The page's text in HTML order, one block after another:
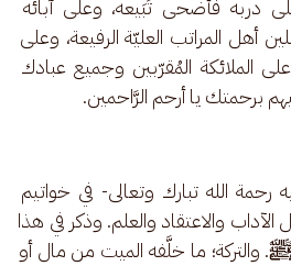
دربه فأضحى تَبَيعه، وعلى آبائه
أهل المراتب العليّة الرفيعة، وعلى
الملائكة المُقرّبين وجميع عبادك
برحمتك يا أرحم الرَّاحمين.
رحمة الله تبارك وتعالى- في خواتيم
الآداب والاعتقاد والعلم. وذكر في هذا
ﷺ. والتركة؛ ما خلَّفه الميت من مال أو